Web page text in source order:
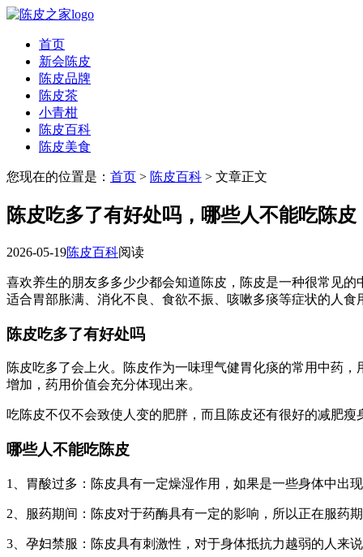
首页
新会陈皮
陈皮品牌
陈皮茶
小青柑
陈皮百科
陈皮美食
您现在的位置是： 首页 > 陈皮百科 > 文章正文
陈皮吃多了有好处吗，哪些人不能吃陈皮
2026-05-19陈皮百科阅读
喜欢养生的朋友多多少少都会知道陈皮，陈皮是一种很常见
适合胃部胀满、消化不良、食欲不振、咳嗽多痰等症状的人
陈皮吃多了有好处吗
陈皮吃多了会上火。陈皮作为一味理气健胃化痰的常用中药
增加，药用价值会充分体现出来。
吃陈皮不仅不会致使人变的肥胖，而且陈皮还有很好的减肥
哪些人不能吃陈皮
1、胃酸过多：陈皮具有一定燥湿作用，如果是一些身体中出
2、服药期间：陈皮对于药酶具有一定的影响，所以正在服药
3、孕妇禁服：陈皮具有刺激性，对于身体抵抗力越弱的人来